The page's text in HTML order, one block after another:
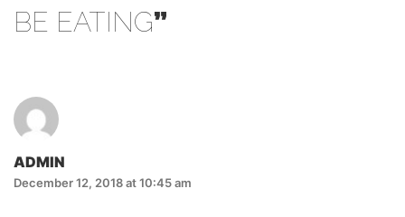
BE EATING”
ADMIN
December 12, 2018 at 10:45 am